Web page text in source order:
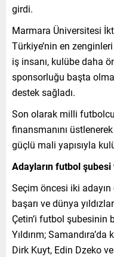
girdi.
Marmara Üniversitesi
Türkiye’nin en
iş insanı, kulübe daha
sponsorluğu başta
destek sağladı.
Son olarak milli
finansmanını
güçlü mali yapısıyla
Adayların futbol
Seçim öncesi iki
başarı ve dünya
Çetin’i futbol şubesinin
Yıldırım;
Dirk Kuyt, Edin Dzeko